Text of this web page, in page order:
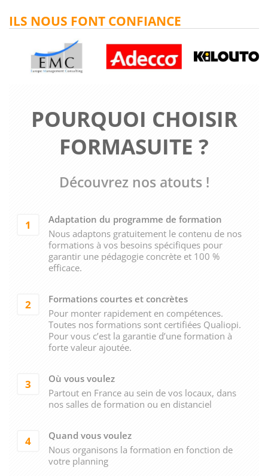
POURQUOI CHOISIR
FORMASUITE ?
Découvrez nos atouts !
1
Adaptation du programme de formation
Nous adaptons gratuitement le contenu de nos
formations à vos besoins spécifiques pour
garantir une pédagogie concrète et 100 %
efficace.
2
Formations courtes et concrètes
Pour monter rapidement en compétences.
Toutes nos formations sont certifiées Qualiopi.
Pour vous c’est la garantie d’une formation à
forte valeur ajoutée.
3
Où vous voulez
Partout en France au sein de vos locaux, dans
nos salles de formation ou en distanciel
4
Quand vous voulez
Nous organisons la formation en fonction de
votre planning
ILS NOUS FONT CONFIANCE